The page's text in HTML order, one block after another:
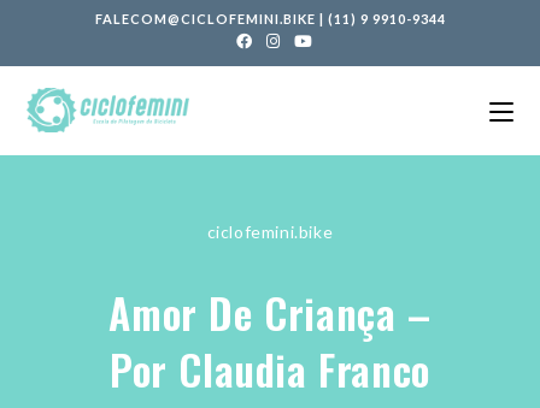
FALECOM@CICLOFEMINI.BIKE | (11) 9 9910-9344
ciclofemini.bike
Amor De Criança –
Por Claudia Franco